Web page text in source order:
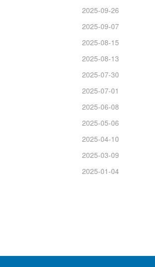
2025-09-26
2025-09-07
2025-08-15
2025-08-13
2025-07-30
2025-07-01
2025-06-08
2025-05-06
2025-04-10
2025-03-09
2025-01-04